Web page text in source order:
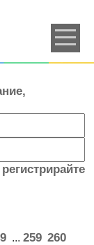
регистрирайте
... 259 260